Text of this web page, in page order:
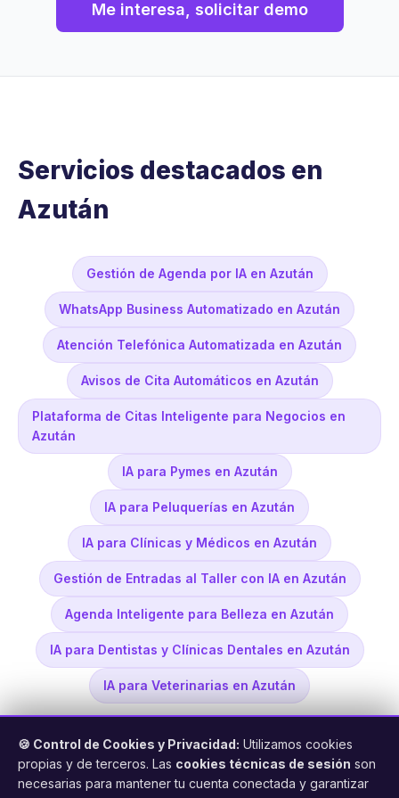
Me interesa, solicitar demo
Servicios destacados en
Azután
Gestión de Agenda por IA en Azután
WhatsApp Business Automatizado en Azután
Atención Telefónica Automatizada en Azután
Avisos de Cita Automáticos en Azután
Plataforma de Citas Inteligente para Negocios en
Azután
IA para Pymes en Azután
IA para Peluquerías en Azután
IA para Clínicas y Médicos en Azután
Gestión de Entradas al Taller con IA en Azután
Agenda Inteligente para Belleza en Azután
IA para Dentistas y Clínicas Dentales en Azután
IA para Veterinarias en Azután
🍪 Control de Cookies y Privacidad: Utilizamos cookies
propias y de terceros. Las cookies técnicas de sesión son
necesarias para mantener tu cuenta conectada y garantizar